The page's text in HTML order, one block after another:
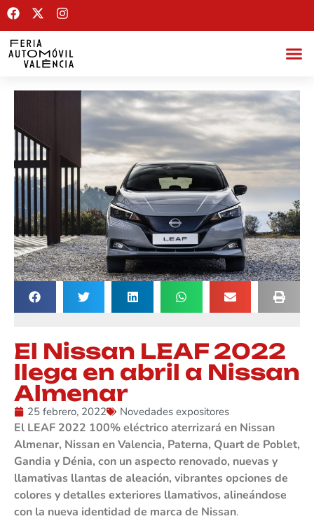
El Nissan LEAF 2022
llega en abril a Nissan
Almenar
25 febrero, 2022 Novedades expositores
El LEAF 2022 100% eléctrico aterrizará en Nissan
Almenar, Nissan en Valencia, Paterna, Quart de Poblet,
Gandia y Dénia, con un aspecto renovado, nuevas y
llamativas llantas de aleación, vibrantes opciones de
colores y detalles exteriores llamativos, alineándose
con la nueva identidad de marca de Nissan.